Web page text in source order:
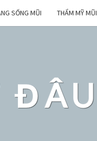
SỐNG MŨI THẨM MỸ MŨI
ĐÂU